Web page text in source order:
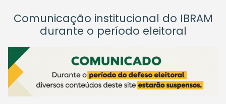
Comunicação institucional do IBRAM
durante o período eleitoral